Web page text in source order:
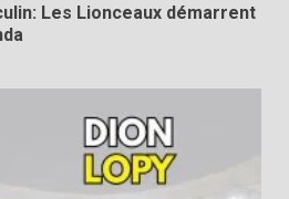
Les Lionceaux démarrent